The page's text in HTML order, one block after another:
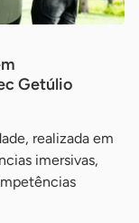
Getúlio
realizada em
imersivas,